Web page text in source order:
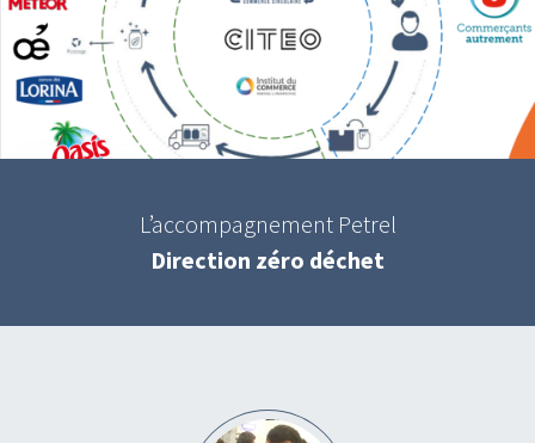
L’accompagnement Petrel
Direction zéro déchet